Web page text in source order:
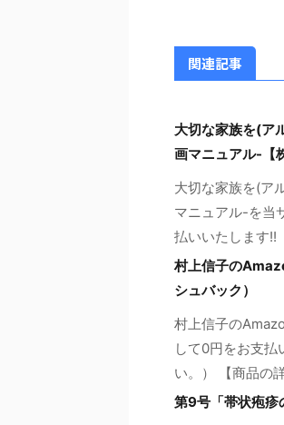
関連記事
大切な家族を(ア
画マニュアル-【
大切な家族を(ア
マニュアル-を当
払いいたします!!
村上信子の
シュバック）
村上信子の
して0円をお支
い。） 【商品の
第9号「帯状疱疹